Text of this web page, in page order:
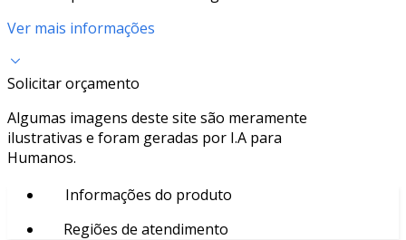
Ver mais informações
Solicitar orçamento
Algumas imagens deste site são meramente
ilustrativas e foram geradas por I.A para
Humanos.
Informações do produto
Regiões de atendimento